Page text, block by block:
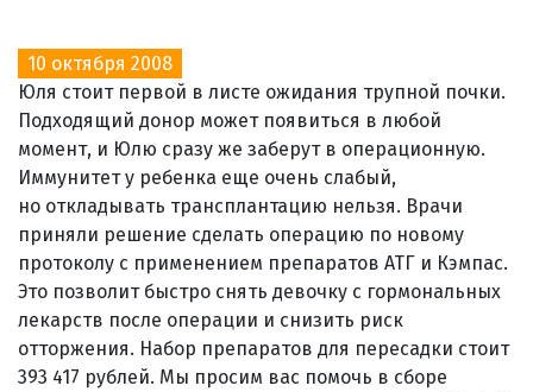
10 октября 2008
Юля стоит первой в листе ожидания трупной почки.
Подходящий донор может появиться в любой
момент, и Юлю сразу же заберут в операционную.
Иммунитет у ребенка еще очень слабый,
но откладывать трансплантацию нельзя. Врачи
приняли решение сделать операцию по новому
протоколу с применением препаратов АТГ и Кэмпас.
Это позволит быстро снять девочку с гормональных
лекарств после операции и снизить риск
отторжения. Набор препаратов для пересадки стоит
393 417 рублей. Мы просим вас помочь в сборе